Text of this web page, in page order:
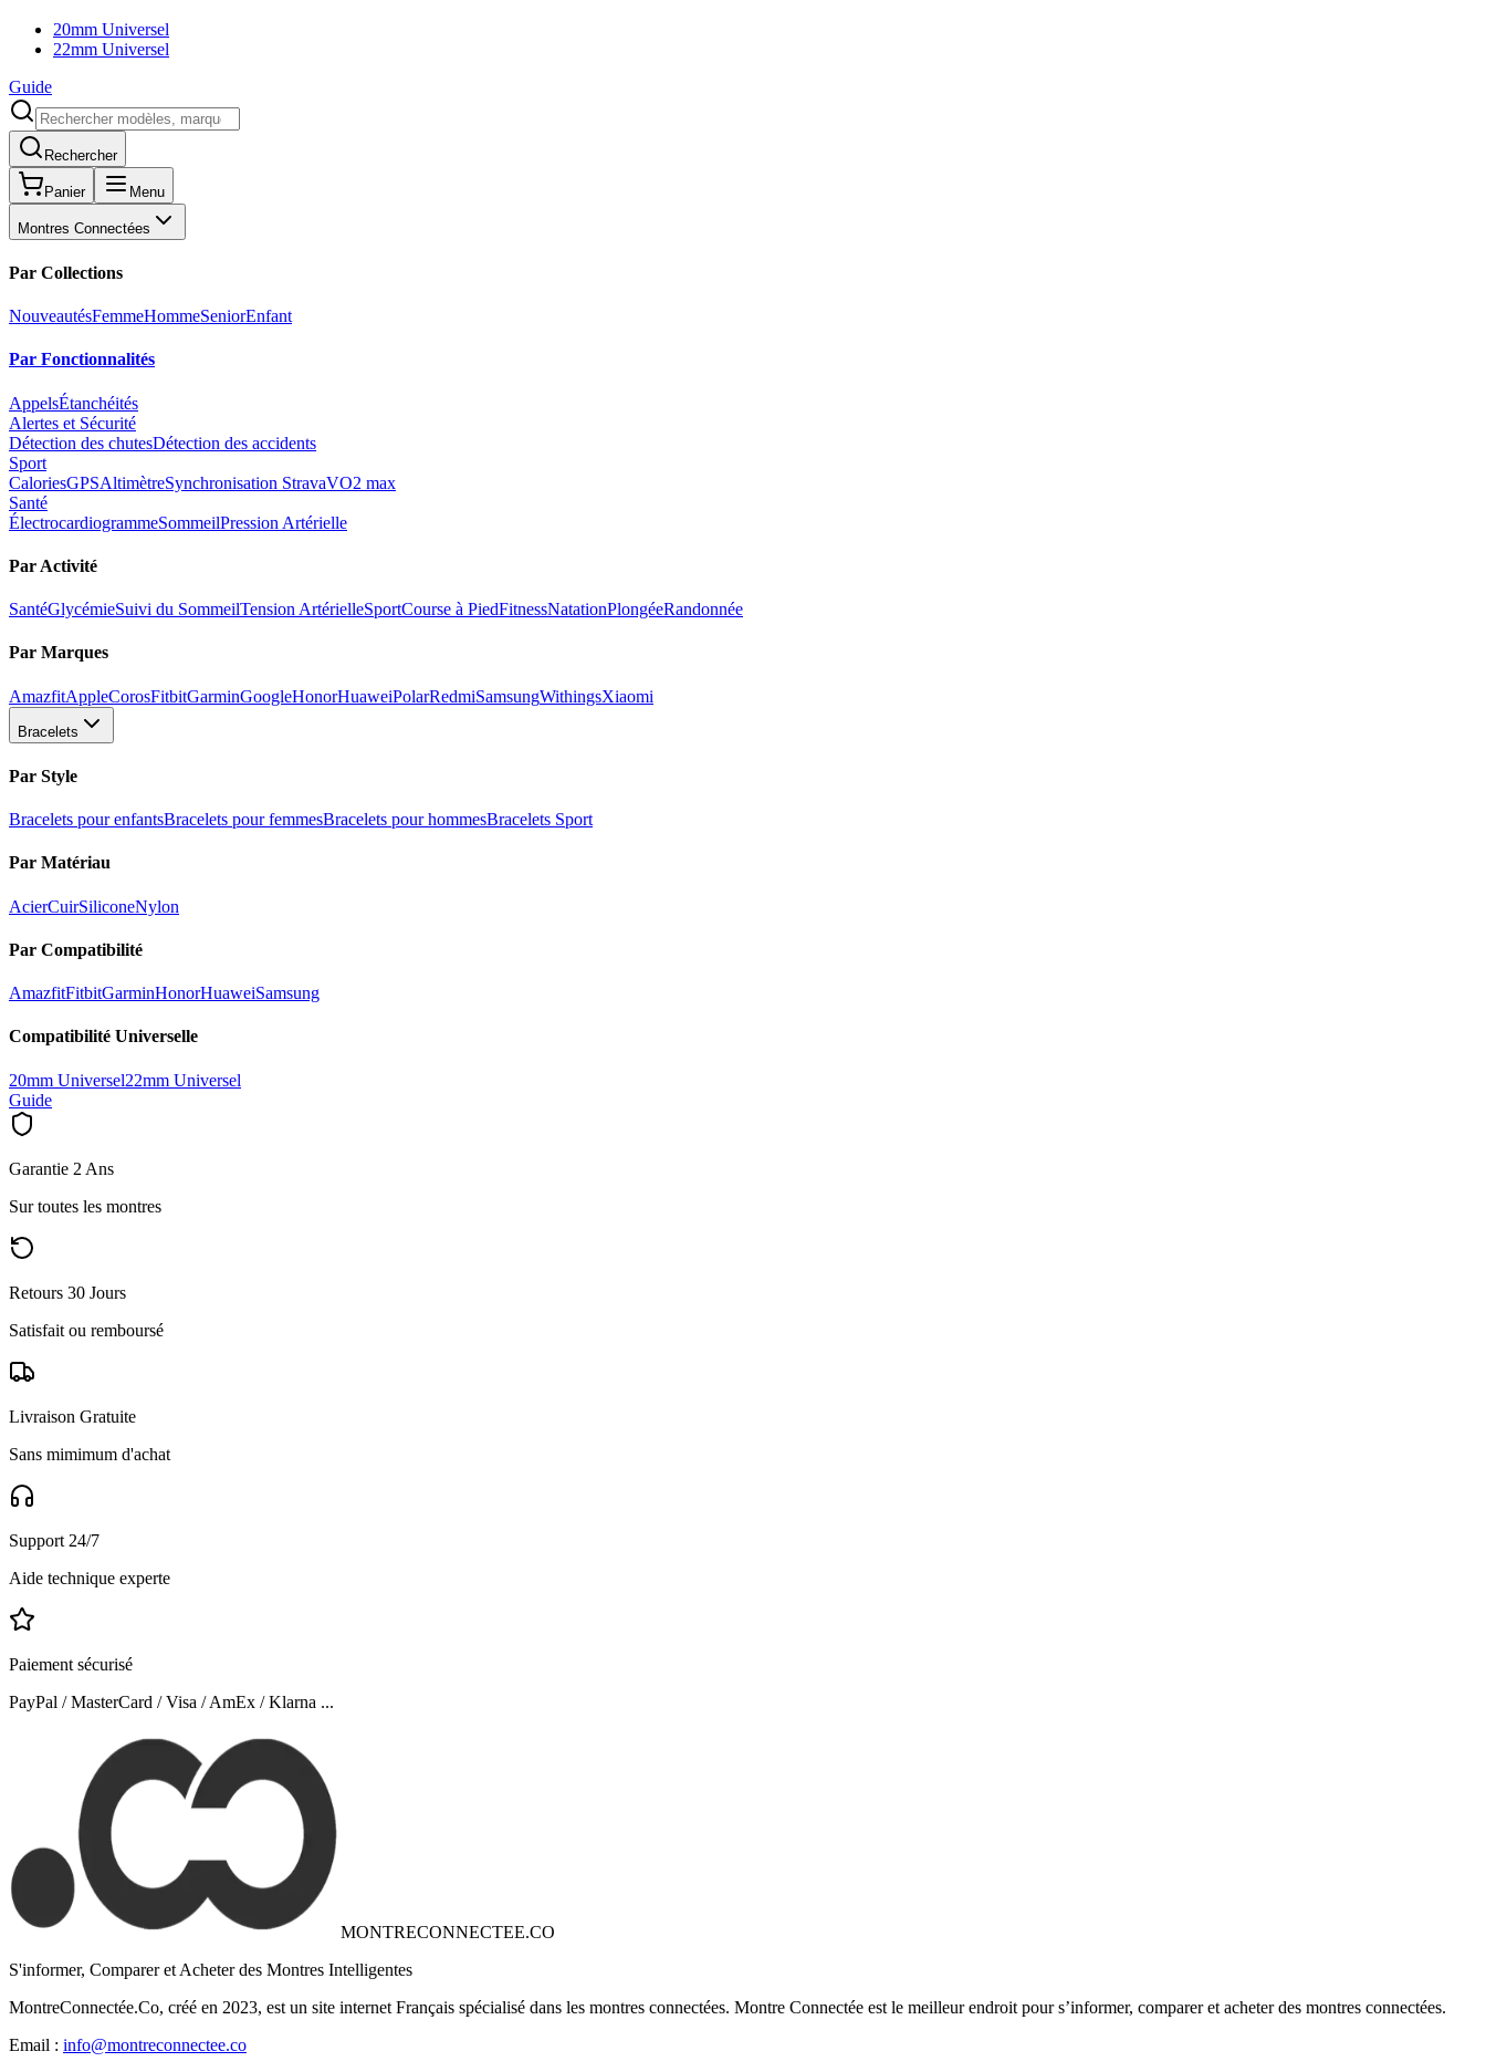
20mm Universel
22mm Universel
Guide
Rechercher
Panier Menu
Montres Connectées
Par Collections
NouveautésFemmeHommeSeniorEnfant
Par Fonctionnalités
AppelsÉtanchéités
Alertes et Sécurité
Détection des chutesDétection des accidents
Sport
CaloriesGPSAltimètreSynchronisation StravaVO2 max
Santé
ÉlectrocardiogrammeSommeilPression Artérielle
Par Activité
SantéGlycémieSuivi du SommeilTension ArtérielleSportCourse à PiedFitnessNatationPlongéeRandonnée
Par Marques
AmazfitAppleCorosFitbitGarminGoogleHonorHuaweiPolarRedmiSamsungWithingsXiaomi
Bracelets
Par Style
Bracelets pour enfantsBracelets pour femmesBracelets pour hommesBracelets Sport
Par Matériau
AcierCuirSiliconeNylon
Par Compatibilité
AmazfitFitbitGarminHonorHuaweiSamsung
Compatibilité Universelle
20mm Universel22mm Universel
Guide
Garantie 2 Ans
Sur toutes les montres
Retours 30 Jours
Satisfait ou remboursé
Livraison Gratuite
Sans mimimum d'achat
Support 24/7
Aide technique experte
Paiement sécurisé
PayPal / MasterCard / Visa / AmEx / Klarna ...
MONTRECONNECTEE.CO
S'informer, Comparer et Acheter des Montres Intelligentes
MontreConnectée.Co, créé en 2023, est un site internet Français spécialisé dans les montres connectées. Montre Connectée est le meilleur endroit pour s’informer, comparer et acheter des montres connectées.
Email : info@montreconnectee.co